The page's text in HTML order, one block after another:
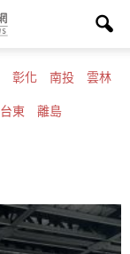
彰化 南投 雲林
台東 離島